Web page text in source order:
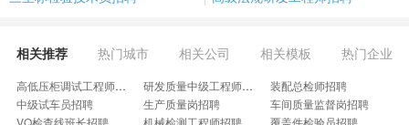
相关推荐 热门城市 相关公司 相关模板 热门企业
高低压柜调试工程师招聘 研发质量中级工程师招聘
装配总检师招聘
中级试车员招聘
生产质量岗招聘
车间质量监督岗招聘
VQ检查线班长招聘
机械检测工程师招聘 覆盖件检验员招聘